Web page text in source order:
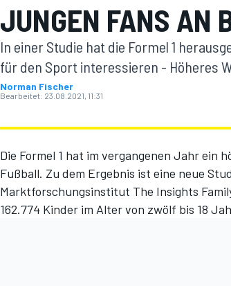
JUNGEN FANS AN
In einer Studie hat die Formel 1
für den Sport interessieren - Höheres
Norman Fischer
Bearbeitet: 23.08.2021, 11:31
Die Formel 1 hat im vergangenen Jahr ein
Fußball. Zu dem Ergebnis ist eine neue
Marktforschungsinstitut The Insights
162.774 Kinder im Alter von zwölf bis 18